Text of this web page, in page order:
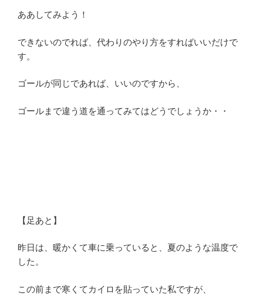
ああしてみよう！
できないのでれば、代わりのやり方をすればいいだけで
す。
ゴールが同じであれば、いいのですから、
ゴールまで違う道を通ってみてはどうでしょうか・・
【足あと】
昨日は、暖かくて車に乗っていると、夏のような温度で
した。
この前まで寒くてカイロを貼っていた私ですが、